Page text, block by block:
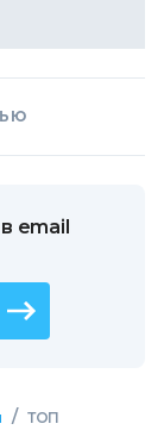
email
/ ТОП